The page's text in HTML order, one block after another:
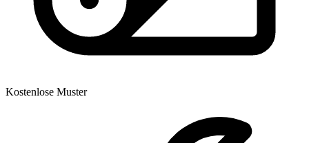
Kostenlose Muster